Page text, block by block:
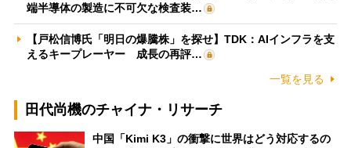
端半導体の製造に不可欠な検査装…
【戸松信博氏「明日の爆騰株」を探せ】TDK：AIインフラを支
えるキープレーヤー 成長の再評…
一覧を見る
田代尚機のチャイナ・リサーチ
中国「Kimi K3」の衝撃に世界はどう対応するの